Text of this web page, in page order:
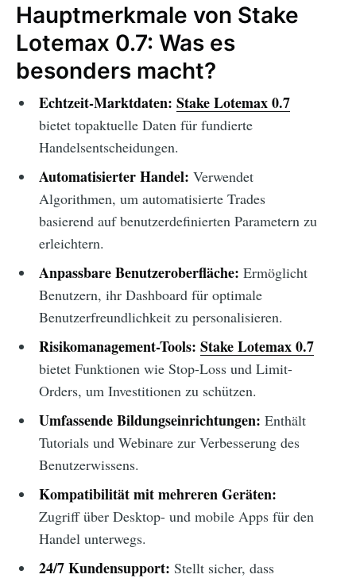
Hauptmerkmale von Stake
Lotemax 0.7: Was es
besonders macht?
Echtzeit-Marktdaten: Stake Lotemax 0.7
bietet topaktuelle Daten für fundierte
Handelsentscheidungen.
Automatisierter Handel: Verwendet
Algorithmen, um automatisierte Trades
basierend auf benutzerdefinierten Parametern zu
erleichtern.
Anpassbare Benutzeroberfläche: Ermöglicht
Benutzern, ihr Dashboard für optimale
Benutzerfreundlichkeit zu personalisieren.
Risikomanagement-Tools: Stake Lotemax 0.7
bietet Funktionen wie Stop-Loss und Limit-
Orders, um Investitionen zu schützen.
Umfassende Bildungseinrichtungen: Enthält
Tutorials und Webinare zur Verbesserung des
Benutzerwissens.
Kompatibilität mit mehreren Geräten:
Zugriff über Desktop- und mobile Apps für den
Handel unterwegs.
24/7 Kundensupport: Stellt sicher, dass